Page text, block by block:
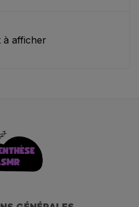
afficher